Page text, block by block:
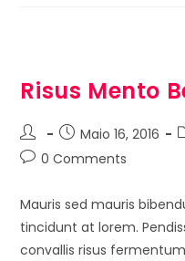
Risus Mento
Maio 16, 2016
0 Comments
Mauris sed mauris
tincidunt at lorem.
convallis risus